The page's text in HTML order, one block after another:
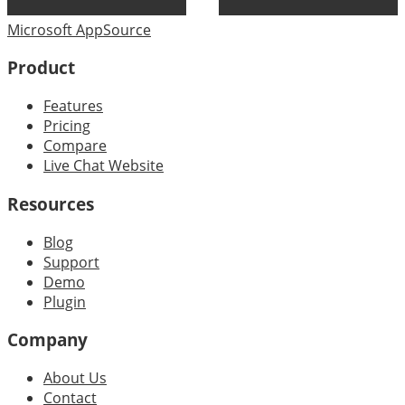
Microsoft AppSource
Product
Features
Pricing
Compare
Live Chat Website
Resources
Blog
Support
Demo
Plugin
Company
About Us
Contact